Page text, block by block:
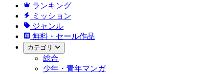
ランキング
ミッション
ジャンル
無料・セール作品
カテゴリ
総合
少年・青年マンガ